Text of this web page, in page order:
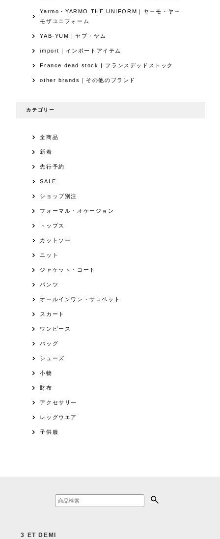
Yarmo・YARMO THE UNIFORM｜ヤーモ・ヤー
モザユニフォーム
YAB-YUM｜ヤブ・ヤム
import｜インポートアイテム
France dead stock | フランスデッドストック
other brands｜その他のブランド
カテゴリー
全商品
新着
先行予約
SALE
ショップ別注
フォーマル・オケージョン
トップス
カットソー
ニット
ジャケット・コート
パンツ
オールインワン・サロペット
スカート
ワンピース
バッグ
シューズ
小物
財布
アクセサリー
レッグウエア
子供服
3 ET DEMI